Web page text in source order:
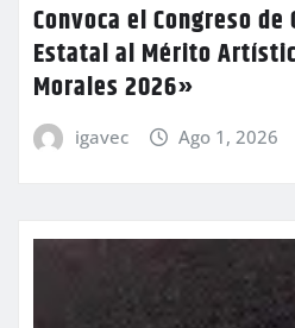
Convoca el Congreso
Estatal al Mérito
Morales 2026»
igavec Ago 1, 2026